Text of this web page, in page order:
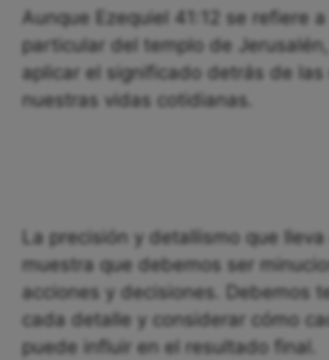
Aunque Ezequiel 41:12 se refiere
particular del templo de
aplicar el significado detrás de
nuestras vidas cotidianas.
La precisión y detallismo que
muestra que debemos ser
acciones y decisiones. Debemos
cada detalle y considerar cómo
puede influir en el resultado final.